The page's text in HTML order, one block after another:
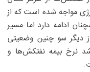
مواجه شده است که از
ادامه دارد اما مسیر
دیگر سو چنین وضعیتی
نرخ بیمه نفتکش‌ها و